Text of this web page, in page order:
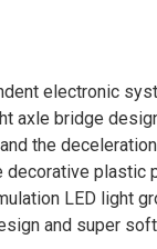
electronic
axle bridge
the
plastic
LED light
and super